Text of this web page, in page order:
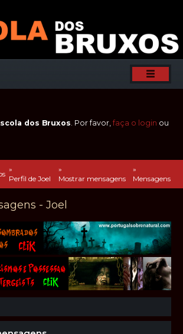
dos Bruxos. Por favor, faça o login ou
»
Perfil de Joel
»
Mostrar mensagens
»
Mensagens
- Joel